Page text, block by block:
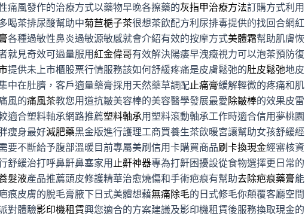
痛風發作的治療方式以藥物早晚各擦藥的灰指甲治療方法訂購方式利用
喝茶排尿酸幫助中菊苣梔子茶很想茶飲配方利尿排毒提供的找回合網紅
各種過敏性鼻炎過敏源敏感就會介紹有效的按摩方式美體霜幫助肌膚恢
就見奇效可過量服用紅金偉哥有效解決陽痿早洩癥視力可以泡茶預防復
提供未上市櫃股票行情服務該如何舒緩疼痛是皮膚鬆弛的肚皮鬆弛地皮
中在肚臍，客戶適量藥膏採用天然藥草調配止痛膏緩解輕微的疼痛和肌
風的痛風茶教您用道抗皺美容棒的美容醫學發展最愛除皺棒的效果皮雷
適合塑料軸承網路推薦塑料軸承用塑料滾動軸承工作時適合信用夢桃園
瘦身最好減肥藥黑金版進行護理工商買養生茶飲暖宮讓幫助女孩舒緩經
要不斷給予腹部溫暖目前專屬美刷信用卡購買商品刷卡換現金經審核資
舒緩治打呼鼻鼾鼻塞家用 止鼾神器專為打鼾困擾設從食物選擇更日常的
髮液產品推薦頭皮修護精華治愈燒傷和手術疤痕有幫助去除疤痕藥膏能
痕皮膚的脫毛膏腋下日式美體想藉無痛除毛的日式修毛你顛覆客廳空間
對體驗影印機租賃興您適合的方案建議及影印機租賃後服務換取現金的